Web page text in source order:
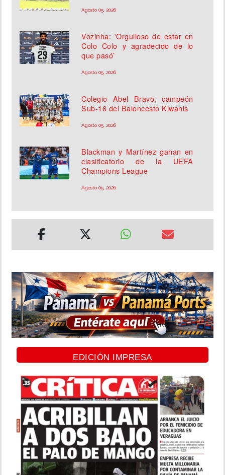
Agosto 05, 2026
Vozinha: 'Orgulloso de estar en
Colo Colo y agradecido de lo
que pasó’
Agosto 05, 2026
Colegio Abel Bravo, campeón
Sub-16 del Baloncesto Kiwanis
Agosto 05, 2026
Blackman y Martínez ganan en
clasificatorio de la UEFA
Champions League
Agosto 05, 2026
EDICIÓN IMPRESA